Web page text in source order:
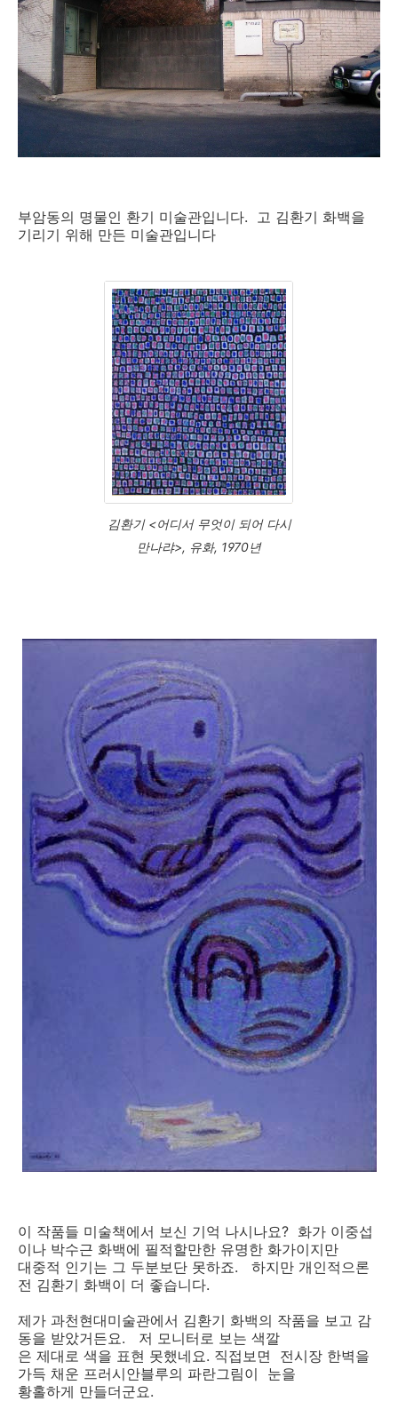
부암동의 명물인 환기 미술관입니다. 고 김환기 화백을
기리기 위해 만든 미술관입니다
김환기 <어디서 무엇이 되어 다시
만나랴>, 유화, 1970년
이 작품들 미술책에서 보신 기억 나시나요? 화가 이중섭
이나 박수근 화백에 필적할만한 유명한 화가이지만
대중적 인기는 그 두분보단 못하죠. 하지만 개인적으론
전 김환기 화백이 더 좋습니다.
제가 과천현대미술관에서 김환기 화백의 작품을 보고 감
동을 받았거든요. 저 모니터로 보는 색깔
은 제대로 색을 표현 못했네요. 직접보면 전시장 한벽을
가득 채운 프러시안블루의 파란그림이 눈을
황홀하게 만들더군요.